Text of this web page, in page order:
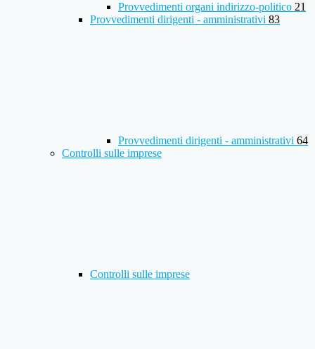
Provvedimenti organi indirizzo-politico 21
Provvedimenti dirigenti - amministrativi 83
Provvedimenti dirigenti - amministrativi 64
Controlli sulle imprese
Controlli sulle imprese